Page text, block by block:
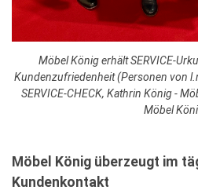
Möbel König erhält SERVICE-
Kundenzufriedenheit (Personen von
SERVICE-CHECK, Kathrin König -
Möbel
Möbel König überzeugt im
Kundenkontakt